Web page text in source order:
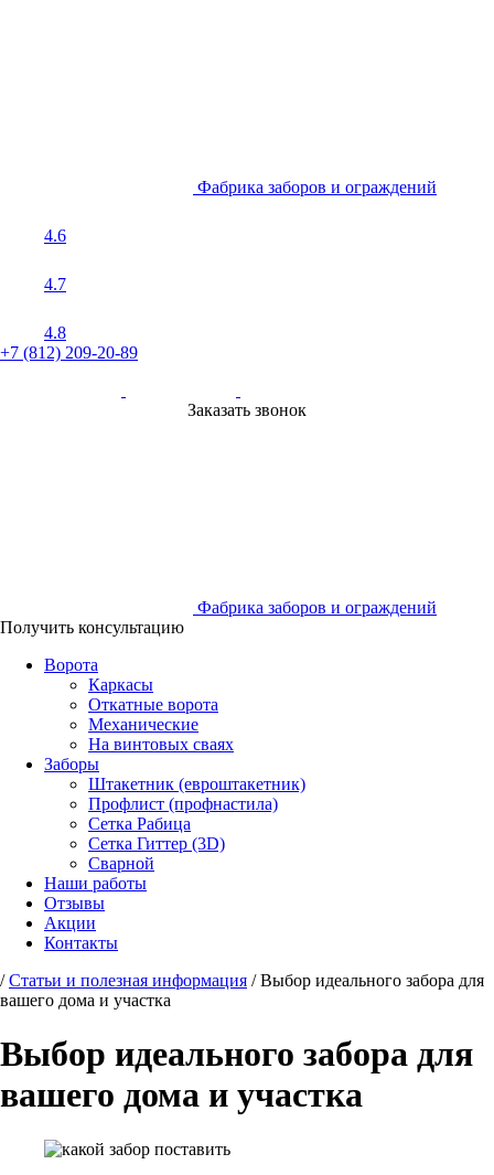
Фабрика заборов и ограждений
4.6
4.7
4.8
+7 (812) 209-20-89
Заказать звонок
Фабрика заборов и ограждений
Получить консультацию
Ворота
Каркасы
Откатные ворота
Механические
На винтовых сваях
Заборы
Штакетник (евроштакетник)
Профлист (профнастила)
Сетка Рабица
Сетка Гиттер (3D)
Сварной
Наши работы
Отзывы
Акции
Контакты
/ Статьи и полезная информация / Выбор идеального забора для
вашего дома и участка
Выбор идеального забора для
вашего дома и участка